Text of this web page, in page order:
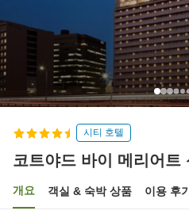
시티 호텔
코트야드 바이 메리어트
개요 객실 & 숙박 상품 이용 후기